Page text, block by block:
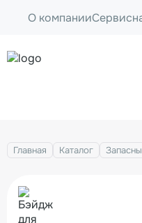
О компании
Главная Каталог